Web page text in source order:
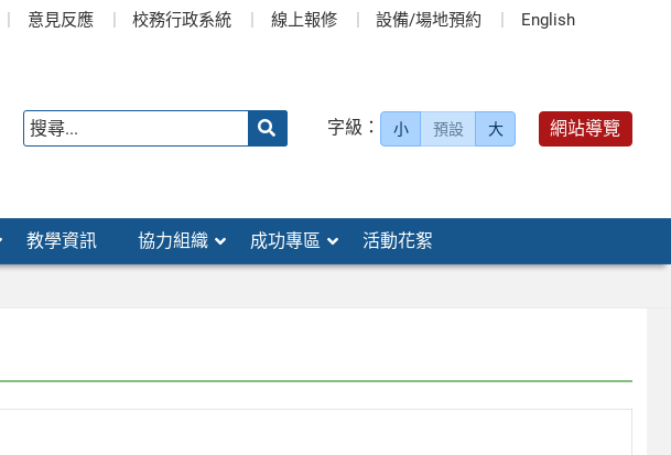
意見反應 校務行政系統 線上報修 設備/場地預約 English
字級： 小 預設 大 網站導覽
教學資訊 協力組織 成功專區 活動花絮